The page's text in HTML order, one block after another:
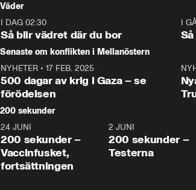
tonårsutvisningarna och hur
Moderaterna ska locka
väljare till valet i höst.
Väder
I DAG 02:30
Så blir vädret där du bor
I
Senaste om konflikten i Mellanöstern
NYHETER • 17 FEB. 2025
500 dagar av krig i Gaza – se
förödelsen
200 sekunder
5:00
24 JUNI
200 sekunder –
Vaccinfusket,
fortsättningen
2 JUNI
200 sekunder –
Testerna